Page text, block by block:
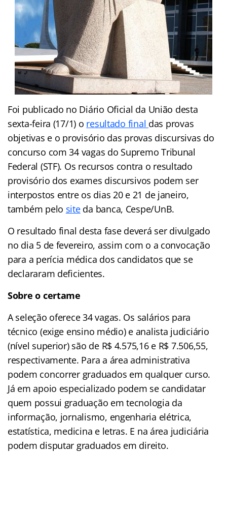
Foi publicado no Diário Oficial da União desta
sexta-feira (17/1) o resultado final das provas
objetivas e o provisório das provas discursivas do
concurso com 34 vagas do Supremo Tribunal
Federal (STF). Os recursos contra o resultado
provisório dos exames discursivos podem ser
interpostos entre os dias 20 e 21 de janeiro,
também pelo siteda banca, Cespe/UnB.
O resultado final desta fase deverá ser divulgado
no dia 5 de fevereiro, assim com o a convocação
para a perícia médica dos candidatos que se
declararam deficientes.
Sobre o certame
A seleção oferece 34 vagas. Os salários para
técnico (exige ensino médio) e analista judiciário
(nível superior) são de R$ 4.575,16 e R$ 7.506,55,
respectivamente. Para a área administrativa
podem concorrer graduados em qualquer curso.
Já em apoio especializado podem se candidatar
quem possui graduação em tecnologia da
informação, jornalismo, engenharia elétrica,
estatística, medicina e letras. E na área judiciária
podem disputar graduados em direito.